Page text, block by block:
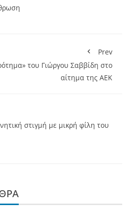
Prev
του Γιώργου Σαββίδη στο
αίτημα της ΑΕΚ
στιγμή με μικρή φίλη του